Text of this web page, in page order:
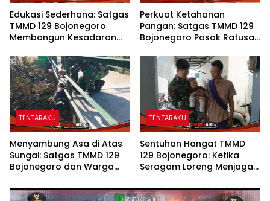
Edukasi Sederhana: Satgas
TMMD 129 Bojonegoro
Membangun Kesadaran
Lingkungan di Kesongo
Perkuat Ketahanan
Pangan: Satgas TMMD 129
Bojonegoro Pasok Ratusan
Kesongo
TENTARAKU
Menyambung Asa di Atas
Sungai: Satgas TMMD 129
Bojonegoro dan Warga
Etan
TENTARAKU
Sentuhan Hangat TMMD
129 Bojonegoro: Ketika
Seragam Loreng Menjaga
Kesongo